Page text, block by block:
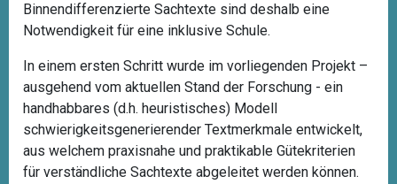
Binnendifferenzierte Sachtexte sind deshalb eine
Notwendigkeit für eine inklusive Schule.
In einem ersten Schritt wurde im vorliegenden Projekt –
ausgehend vom aktuellen Stand der Forschung - ein
handhabbares (d.h. heuristisches) Modell
schwierigkeitsgenerierender Textmerkmale entwickelt,
aus welchem praxisnahe und praktikable Gütekriterien
für verständliche Sachtexte abgeleitet werden können.